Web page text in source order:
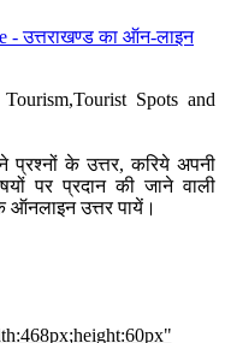
- उत्तराखण्ड का ऑन-लाइन
Spots and
प्रश्नों के उत्तर, करिये अपनी
पर प्रदान की जाने वाली
ऑनलाइन उत्तर पायें।